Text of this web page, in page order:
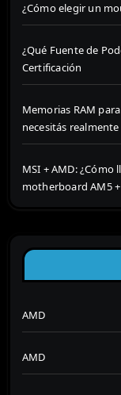
¿Cómo elegir un
¿Qué Fuente de
Certificación
Memorias RAM
necesitás realmente
MSI + AMD: ¿Cómo
motherboard AM5 +
AMD
AMD